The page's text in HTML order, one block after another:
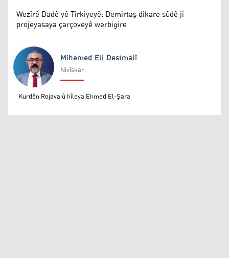
Wezîrê Dadê yê Tirkiyeyê: Demirtaş dikare sûdê ji
projeyasaya çarçoveyê werbigire
Mihemed Eli Destmalî
Mihemed Eli Destmalî
Nivîskar
Kurdên Rojava û hîleya Ehmed El-Şara